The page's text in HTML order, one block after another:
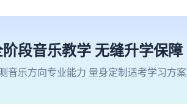
段音乐教学 无缝升学保障
音乐方向专业能力 量身定制适考学习方案